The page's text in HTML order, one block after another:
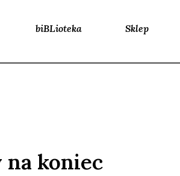
biBLioteka Sklep
koniec